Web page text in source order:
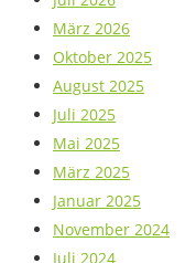
März 2026
Oktober 2025
August 2025
Juli 2025
Mai 2025
März 2025
Januar 2025
November 2024
Juli 2024